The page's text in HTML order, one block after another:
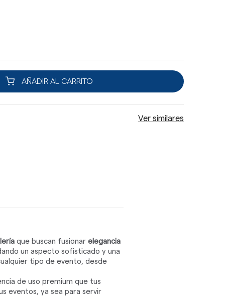
AÑADIR AL CARRITO
Ver similares
que buscan fusionar elegancia
un aspecto sofisticado y una
tipo de evento, desde
de uso premium que tus
eventos, ya sea para servir